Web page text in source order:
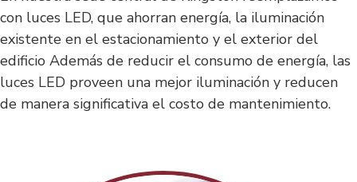
con luces LED, que ahorran energía, la iluminación
existente en el estacionamiento y el exterior del
edificio Además de reducir el consumo de energía, las
luces LED proveen una mejor iluminación y reducen
de manera significativa el costo de mantenimiento.